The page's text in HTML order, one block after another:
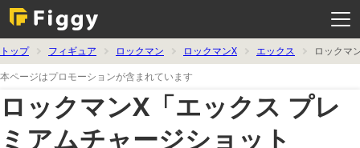
ー
を
開
く
トップ フィギュア ロックマン ロックマンX エックス
ロックマ
本ページはプロモーションが含まれています
ロックマンX「エックス プレ
ミアムチャージショット